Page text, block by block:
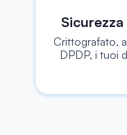
Crittografato,
DPDP, i tuoi